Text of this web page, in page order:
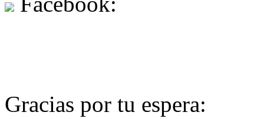
Gracias por tu espera: